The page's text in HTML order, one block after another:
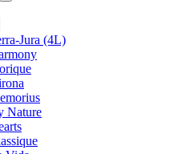
Jura (4L)
Nature